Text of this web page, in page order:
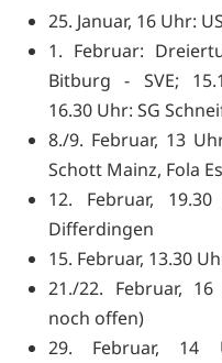
25. Januar, 16 Uhr:
1. Februar:
Bitburg - SVE;
16.30 Uhr: SG
8./9. Februar, 13
Schott Mainz, Fola
12. Februar,
Differdingen
15. Februar, 13.30
21./22. Februar,
noch offen)
29. Februar, 14